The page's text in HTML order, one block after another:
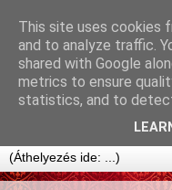
This site uses cookies
and to analyze traffic.
shared with Google
metrics to ensure
statistics, and to